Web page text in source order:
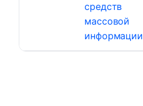
средств
массовой
информации